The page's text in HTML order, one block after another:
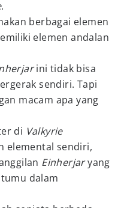
.
berbagai elemen
elemen andalan
ini tidak bisa
sendiri. Tapi
macam apa yang
di Valkyrie
elemental sendiri,
Einherjaryang
dalam